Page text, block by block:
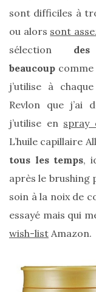
ARCHIVES
DU BLOG
sont difficiles à
ou alors sont
sélection
beaucoup comme
j’utilise à
Revlon que j’ai
j’utilise en spray
L’huile capillaire
tous les temps,
après le brushing
soin à la noix de
essayé mais qui
wish-list Amazon.